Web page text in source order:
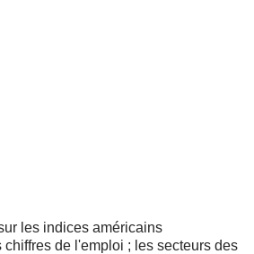
les indices américains
chiffres de l'emploi ; les secteurs des